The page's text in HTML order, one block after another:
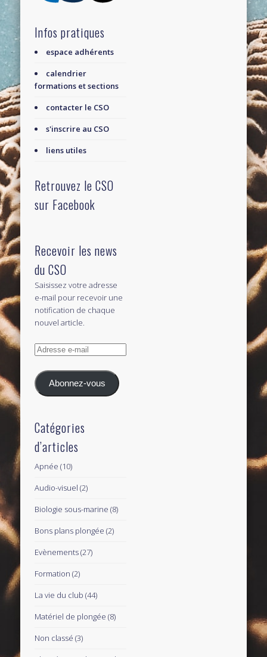
Infos pratiques
espace adhérents
calendrier
formations et sections
contacter le CSO
s'inscrire au CSO
liens utiles
Retrouvez le CSO
sur Facebook
Recevoir les news
du CSO
Saisissez votre adresse
e-mail pour recevoir une
notification de chaque
nouvel article.
Adresse
mail
Abonnez-vous
Catégories
d’articles
Apnée (10)
Audio-visuel (2)
Biologie sous-marine (8)
Bons plans plongée (2)
Evènements(27)
Formation (2)
La vie du club (44)
Matériel de plongée (8)
Non classé (3)